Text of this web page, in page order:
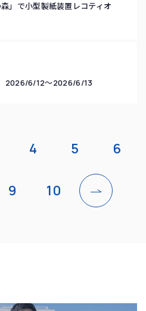
」で小型製紙装置レコティオ
2026/6/12～2026/6/13
4 5 6
9 10